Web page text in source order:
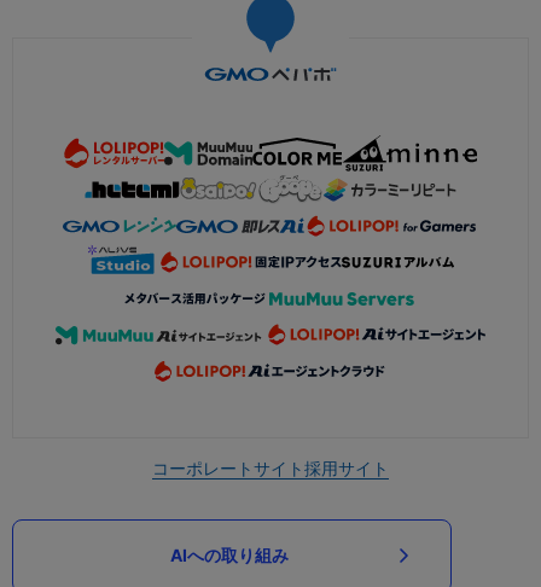
コーポレートサイト採用サイト
AIへの取り組み